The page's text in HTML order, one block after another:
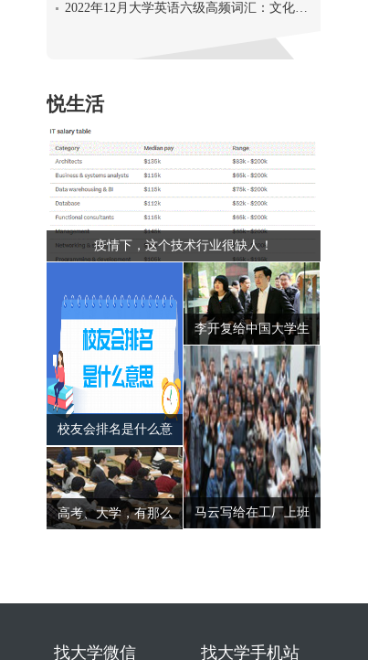
2022年12月大学英语六级高频词汇：文化艺术
悦生活
疫情下，这个技术行业很缺人！
校友会排名是什么意
思，可信吗？
李开复给中国大学生
的第七封信——21世
纪最需要的七种人才
马云写给在工厂上班
高考、大学，有那么
找大学微信 找大学手机站